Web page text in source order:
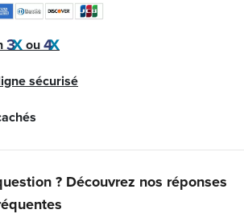
ou
sécurisé
? Découvrez nos réponses